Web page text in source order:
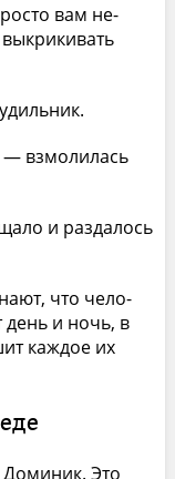
вам не­
взмолилась
и разда­лось
что чело­
день и ночь, в
каждое их
Это